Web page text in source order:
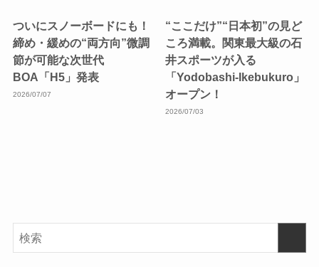
ついにスノーボードにも！
締め・緩めの“両方向”微調
節が可能な次世代
BOA「H5」発表
2026/07/07
“ここだけ”“日本初”の見ど
ころ満載。関東最大級の石
井スポーツが入る
「Yodobashi-Ikebukuro」
オープン！
2026/07/03